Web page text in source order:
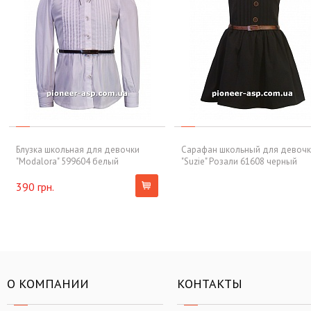
Блузка школьная для девочки
"Modalora" 599604 белый
390 грн.
Сарафан школьный для
"Suzie" Розали 61608 черный
О КОМПАНИИ КОНТАКТЫ